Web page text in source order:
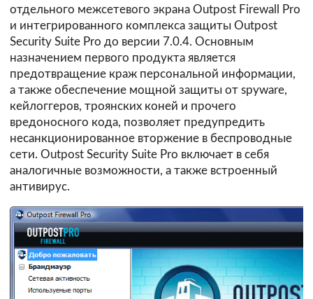
отдельного межсетевого экрана Outpost Firewall Pro
и интегрированного комплекса защиты Outpost
Security Suite Pro до версии 7.0.4. Основным
назначением первого продукта является
предотвращение краж персональной информации,
а также обеспечение мощной защиты от spyware,
кейлоггеров, троянских коней и прочего
вредоносного кода, позволяет предупредить
несанкционированное вторжение в беспроводные
сети. Outpost Security Suite Pro включает в себя
аналогичные возможности, а также встроенный
антивирус.